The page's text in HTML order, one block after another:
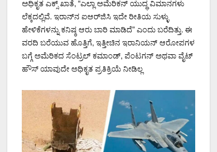
ಅಧಿಕೃತ ಎಕ್ಸ್ ಖಾತೆ, “ಎಲ್ಲಾ ಅಮೆರಿಕನ್ ಯುದ್ಧ ವಿಮಾನಗಳು
ಲೆಕ್ಕದಲ್ಲಿವೆ. ಇರಾನ್‌ನ ಐಆರ್‌ಜಿಸಿ ಇದೇ ರೀತಿಯ ಸುಳ್ಳು
ಹೇಳಿಕೆಗಳನ್ನು ಕನಿಷ್ಠ ಆರು ಬಾರಿ ಮಾಡಿದೆ” ಎಂದು ಬರೆದಿತ್ತು. ಈ
ವರದಿ ಬರೆಯುವ ಹೊತ್ತಿಗೆ, ಇತ್ತೀಚಿನ ಇರಾನಿಯನ್ ಆರೋಪಗಳ
ಬಗ್ಗೆ ಅಮೆರಿಕದ ಸೆಂಟ್ರಲ್ ಕಮಾಂಡ್, ಪೆಂಟಗನ್ ಅಥವಾ ವೈಟ್
ಹೌಸ್ ಯಾವುದೇ ಅಧಿಕೃತ ಪ್ರತಿಕ್ರಿಯೆ ನೀಡಿಲ್ಲ